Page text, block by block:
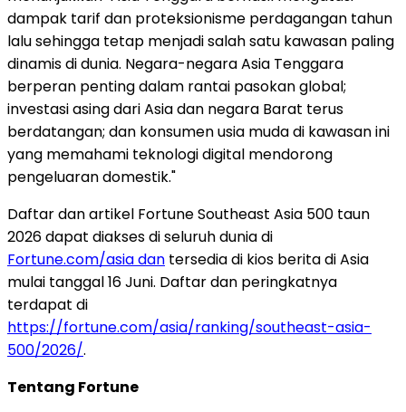
dampak tarif dan proteksionisme perdagangan tahun
lalu sehingga tetap menjadi salah satu kawasan paling
dinamis di dunia. Negara-negara Asia Tenggara
berperan penting dalam rantai pasokan global;
investasi asing dari Asia dan negara Barat terus
berdatangan; dan konsumen usia muda di kawasan ini
yang memahami teknologi digital mendorong
pengeluaran domestik."
Daftar dan artikel Fortune Southeast Asia 500 taun
2026 dapat diakses di seluruh dunia di
Fortune.com/asia dan tersedia di kios berita di Asia
mulai tanggal 16 Juni. Daftar dan peringkatnya
terdapat di
https://fortune.com/asia/ranking/southeast-asia-
500/2026/.
Tentang Fortune